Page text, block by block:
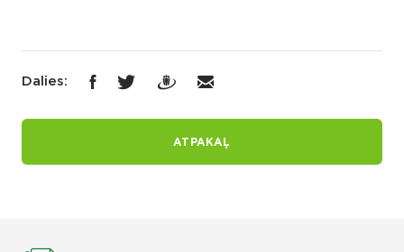
Dalies:
ATPAKAĻ